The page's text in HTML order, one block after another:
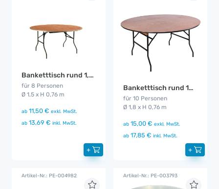
Banketttisch rund 1,5 m
für 8 Personen
Ø 1,5 x H 0,76 m
ab 11,50 € exkl. MwSt.
ab 13,69 € inkl. MwSt.
+
Banketttisch rund 180cm
für 10 Personen
Ø 1,8 x H 0,76 m
ab 15,00 € exkl. MwSt.
ab 17,85 € inkl. MwSt.
+
Artikel-Nr.: PE-004982 Artikel-Nr.: PE-003793